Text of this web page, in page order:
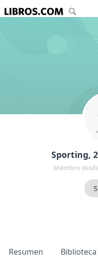
Sporting,
Miembro
Resumen Biblioteca